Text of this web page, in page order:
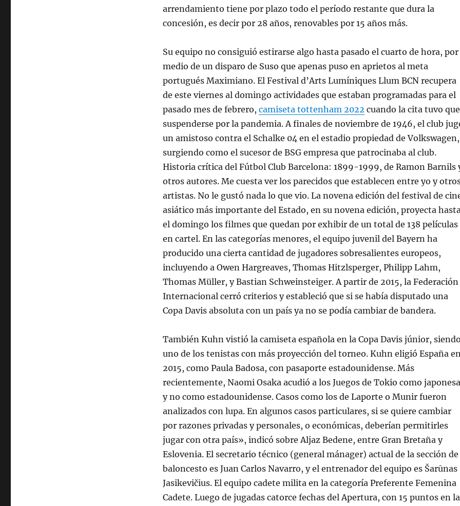
arrendamiento tiene por plazo todo el período restante que dura la
concesión, es decir por 28 años, renovables por 15 años más.
Su equipo no consiguió estirarse algo hasta pasado el cuarto de hora, por
medio de un disparo de Suso que apenas puso en aprietos al meta
portugués Maximiano. El Festival d’Arts Lumíniques Llum BCN recupera
de este viernes al domingo actividades que estaban programadas para el
pasado mes de febrero, camiseta tottenham 2022 cuando la cita tuvo que
suspenderse por la pandemia. A finales de noviembre de 1946, el club
un amistoso contra el Schalke 04 en el estadio propiedad de Volkswagen,
surgiendo como el sucesor de BSG empresa que patrocinaba al club.
Historia crítica del Fútbol Club Barcelona: 1899-1999, de Ramon Barnils
otros autores. Me cuesta ver los parecidos que establecen entre yo y
artistas. No le gustó nada lo que vio. La novena edición del festival de
asiático más importante del Estado, en su novena edición, proyecta
el domingo los filmes que quedan por exhibir de un total de 138 películas
en cartel. En las categorías menores, el equipo juvenil del Bayern ha
producido una cierta cantidad de jugadores sobresalientes europeos,
incluyendo a Owen Hargreaves, Thomas Hitzlsperger, Philipp Lahm,
Thomas Müller, y Bastian Schweinsteiger. A partir de 2015, la Federación
Internacional cerró criterios y estableció que si se había disputado una
Copa Davis absoluta con un país ya no se podía cambiar de bandera.
También Kuhn vistió la camiseta española en la Copa Davis júnior, siendo
uno de los tenistas con más proyección del torneo. Kuhn eligió España
2015, como Paula Badosa, con pasaporte estadounidense. Más
recientemente, Naomi Osaka acudió a los Juegos de Tokio como japonesa
y no como estadounidense. Casos como los de Laporte o Munir fueron
analizados con lupa. En algunos casos particulares, si se quiere cambiar
por razones privadas y personales, o económicas, deberían permitirles
jugar con otra país», indicó sobre Aljaz Bedene, entre Gran Bretaña y
Eslovenia. El secretario técnico (general mánager) actual de la sección de
baloncesto es Juan Carlos Navarro, y el entrenador del equipo es Šarūnas
Jasikevičius. El equipo cadete milita en la categoría Preferente Femenina
Cadete. Luego de jugadas catorce fechas del Apertura, con 15 puntos en la